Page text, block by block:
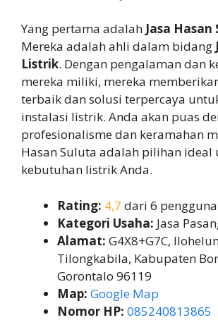
Yang pertama adalah Jasa Hasan
Mereka adalah ahli dalam bidang
Listrik. Dengan pengalaman dan
mereka miliki, mereka
terbaik dan solusi terpercaya
instalasi listrik. Anda akan puas
profesionalisme dan keramahan
Hasan Suluta adalah pilihan ideal
kebutuhan listrik Anda.
Rating: 4,7 dari 6 pengguna
Kategori Usaha: Jasa
Alamat: G4X8+G7C,
Tilongkabila, Kabupaten
Gorontalo 96119
Map: Google Map
Nomor HP: 085240813865